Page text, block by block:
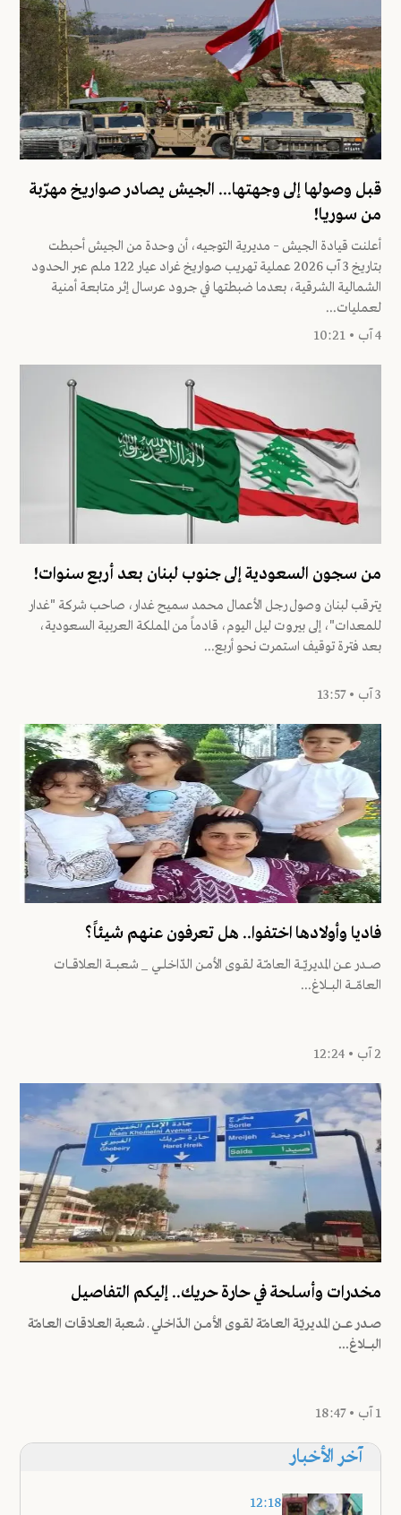
قبل وصولها إلى وجهتها... الجيش يصادر صواريخ مهرّبة
من سوريا!
أعلنت قيادة الجيش – مديرية التوجيه، أن وحدة من الجيش أحبطت
بتاريخ 3 آب 2026 عملية تهريب صواريخ غراد عيار 122 ملم عبر الحدود
الشمالية الشرقية، بعدما ضبطتها في جرود عرسال إثر متابعة أمنية
لعمليات...
4 آب • 10:21
من سجون السعودية إلى جنوب لبنان بعد أربع سنوات!
يترقب لبنان وصول رجل الأعمال محمد سميح غدار، صاحب شركة "غدار
للمعدات"، إلى بيروت ليل اليوم، قادماً من المملكة العربية السعودية،
بعد فترة توقيف استمرت نحو أربع...
3 آب • 13:57
فاديا وأولادها اختفوا.. هل تعرفون عنهم شيئاً؟
صــــدر عـــن المديريّـــة العامـّـة لقــوى الأمــن الدّاخلـــي _ شعبــــة العلاقــــات
العامّــــة البـــــلاغ...
2 آب • 12:24
مخدرات وأسلحة في حارة حريك.. إليكم التفاصيل
صــدر عــــن المديريّـة العـامـّة لقــوى الأمــن الـدّاخلي ـ شعبة العـلاقـات العـامـّة
البــــــلاغ...
1 آب • 18:47
آخر الأخبار
12:18